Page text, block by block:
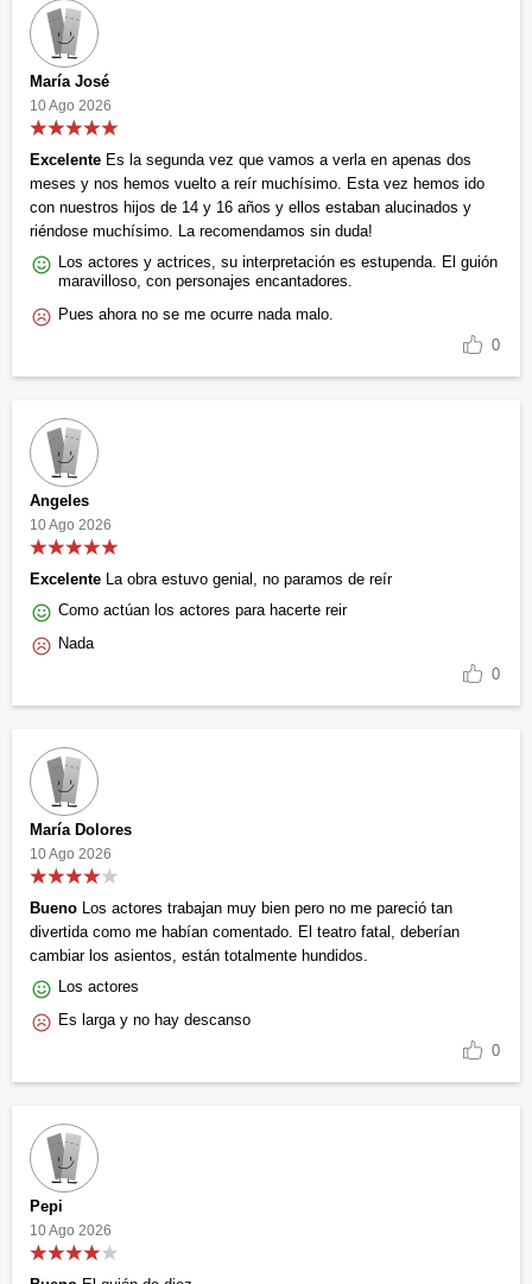
María José
10 Ago 2026
Excelente Es la segunda vez que vamos a verla en apenas dos
meses y nos hemos vuelto a reír muchísimo. Esta vez hemos ido
con nuestros hijos de 14 y 16 años y ellos estaban alucinados y
riéndose muchísimo. La recomendamos sin duda!
Los actores y actrices, su interpretación es estupenda. El guión
maravilloso, con personajes encantadores.
Pues ahora no se me ocurre nada malo.
0
Angeles
10 Ago 2026
Excelente La obra estuvo genial, no paramos de reír
Como actúan los actores para hacerte reir
Nada
0
María Dolores
10 Ago 2026
Bueno Los actores trabajan muy bien pero no me pareció tan
divertida como me habían comentado. El teatro fatal, deberían
cambiar los asientos, están totalmente hundidos.
Los actores
Es larga y no hay descanso
0
Pepi
10 Ago 2026